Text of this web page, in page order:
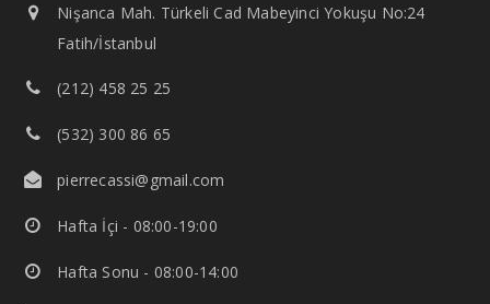
Nişanca Mah. Türkeli Cad Mabeyinci Yokuşu No:24
Fatih/İstanbul
(212) 458 25 25
(532) 300 86 65
pierrecassi@gmail.com
Hafta İçi - 08:00-19:00
Hafta Sonu - 08:00-14:00